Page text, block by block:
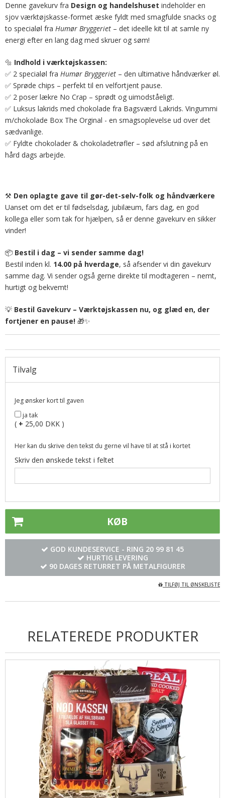
Denne gavekurv fra Design og handelshuset indeholder en
sjov værktøjskasse-formet æske fyldt med smagfulde snacks og
to specialøl fra Humør Bryggeriet – det ideelle kit til at samle ny
energi efter en lang dag med skruer og søm!
🔩 Indhold i værktøjskassen:
✅ 2 specialøl fra Humør Bryggeriet – den ultimative håndværker øl.
✅ Sprøde chips – perfekt til en velfortjent pause.
✅ 2 poser lækre No Crap – sprødt og uimodståeligt.
✅ Luksus lakrids med chokolade fra Bagsværd Lakrids. Vingummi
m/chokolade Box The Orginal - en smagsoplevelse ud over det
sædvanlige.
✅ Fyldte chokolader & chokoladetrøfler – sød afslutning på en
hård dags arbejde.
⚒️ Den oplagte gave til gør-det-selv-folk og håndværkere
Uanset om det er til fødselsdag, jubilæum, fars dag, en god
kollega eller som tak for hjælpen, så er denne gavekurv en sikker
vinder!
📦 Bestil i dag – vi sender samme dag!
Bestil inden kl. 14.00 på hverdage, så afsender vi din gavekurv
samme dag. Vi sender også gerne direkte til modtageren – nemt,
hurtigt og bekvemt!
💡 Bestil Gavekurv – Værktøjskassen nu, og glæd en, der
fortjener en pause! 🎁✨
Tilvalg
Jeg ønsker kort til gaven
ja tak
( + 25,00 DKK )
Her kan du skrive den tekst du gerne vil have til at stå i kortet
Skriv den ønskede tekst i feltet
KØB
GOD KUNDESERVICE - RING 20 99 81 45
HURTIG LEVERING
90 DAGES RETURRET PÅ METALFIGURER
TILFØJ TIL ØNSKELISTE
RELATEREDE PRODUKTER